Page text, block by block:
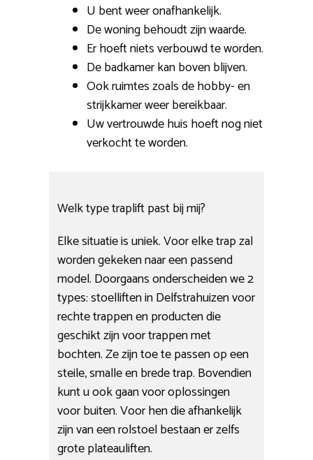
U bent weer onafhankelijk.
De woning behoudt zijn waarde.
Er hoeft niets verbouwd te worden.
De badkamer kan boven blijven.
Ook ruimtes zoals de hobby- en
strijkkamer weer bereikbaar.
Uw vertrouwde huis hoeft nog niet
verkocht te worden.
Welk type traplift past bij mij?
Elke situatie is uniek. Voor elke trap zal
worden gekeken naar een passend
model. Doorgaans onderscheiden we 2
types: stoelliften in Delfstrahuizen voor
rechte trappen en producten die
geschikt zijn voor trappen met
bochten. Ze zijn toe te passen op een
steile, smalle en brede trap. Bovendien
kunt u ook gaan voor oplossingen
voor buiten. Voor hen die afhankelijk
zijn van een rolstoel bestaan er zelfs
grote plateauliften.